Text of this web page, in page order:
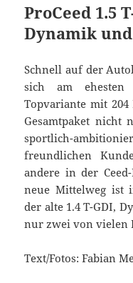
ProCeed 1.5
Dynamik
Schnell auf der
sich am
Topvariante mit 204
Gesamtpaket nicht
sportlich-
freundlichen
andere in der
neue Mittelweg ist
der alte 1.4 T-GDI,
nur zwei von vielen
Text/Fotos: Fabian